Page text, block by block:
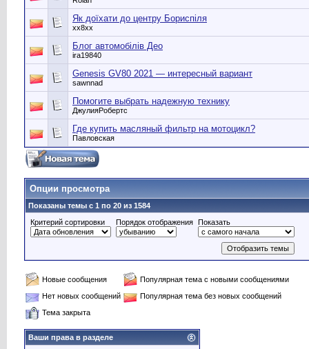
Як доїхати до центру Бориспіля
хх8хх
Блог автомобілів Део
ira19840
Genesis GV80 2021 — интересный вариант
sawnnad
Помогите выбрать надежную технику
ДжулияРобертс
Где купить масляный фильтр на мотоцикл?
Павловская
Опции просмотра
Показаны темы с 1 по 20 из 1584
Критерий сортировки
Порядок отображения Показать
Новые сообщения
Популярная тема с новыми сообщениями
Нет новых сообщений
Популярная тема без новых сообщений
Тема закрыта
Ваши права в разделе